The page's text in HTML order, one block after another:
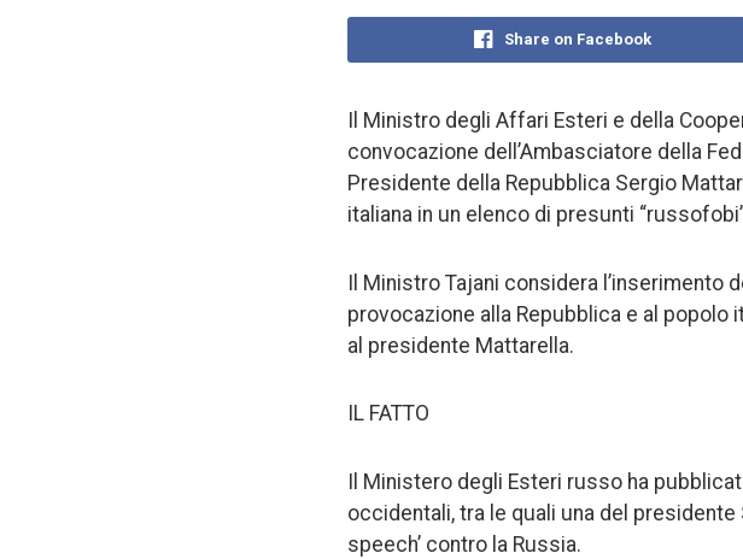
Share on Facebook
Il Ministro degli Affari Esteri e della
convocazione dell’Ambasciatore della
Presidente della Repubblica Sergio
italiana in un elenco di presunti
Il Ministro Tajani considera l’inserimento
provocazione alla Repubblica e al
al presidente Mattarella.
IL FATTO
Il Ministero degli Esteri russo ha
occidentali, tra le quali una del
speech’ contro la Russia.